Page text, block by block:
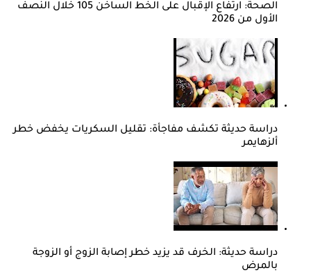
الصحة: ارتفاع الإقبال على الخط الساخن 105 خلال النصف
الأول من 2026
دراسة حديثة تكشف مفاجأة: تقليل السكريات يخفض خطر
ألزهايمر
دراسة حديثة: الخرف قد يزيد خطر إصابة الزوج أو الزوجة
بالمرض